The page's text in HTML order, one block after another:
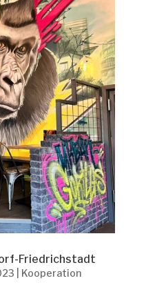
Friedrichstadt
Kooperation